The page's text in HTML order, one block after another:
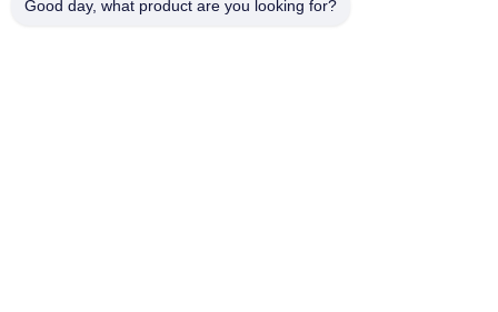
Good day, what product are you looking for?